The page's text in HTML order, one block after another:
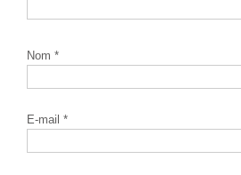
Nom *
E-mail *